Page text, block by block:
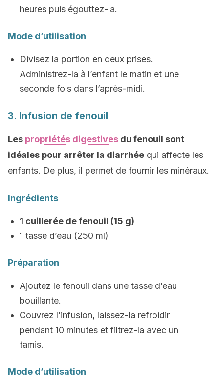
heures puis égouttez-la.
Mode d’utilisation
Divisez la portion en deux prises.
Administrez-la à l’enfant le matin et une
seconde fois dans l’après-midi.
3. Infusion de fenouil
Les propriétés digestives du fenouil sont
idéales pour arrêter la diarrhée qui affecte les
enfants. De plus, il permet de fournir les minéraux.
Ingrédients
1 cuillerée de fenouil (15 g)
1 tasse d’eau (250 ml)
Préparation
Ajoutez le fenouil dans une tasse d’eau
bouillante.
Couvrez l’infusion, laissez-la refroidir
pendant 10 minutes et filtrez-la avec un
tamis.
Mode d’utilisation